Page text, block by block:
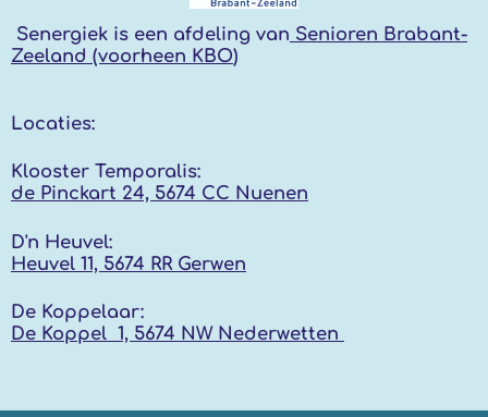
Senergiek is een afdeling van Senioren Brabant-
Zeeland (voorheen KBO)
Locaties:
Klooster Temporalis:
de Pinckart 24, 5674 CC Nuenen
D'n Heuvel:
Heuvel 11, 5674 RR Gerwen
De Koppelaar:
De Koppel 1, 5674 NW Nederwetten